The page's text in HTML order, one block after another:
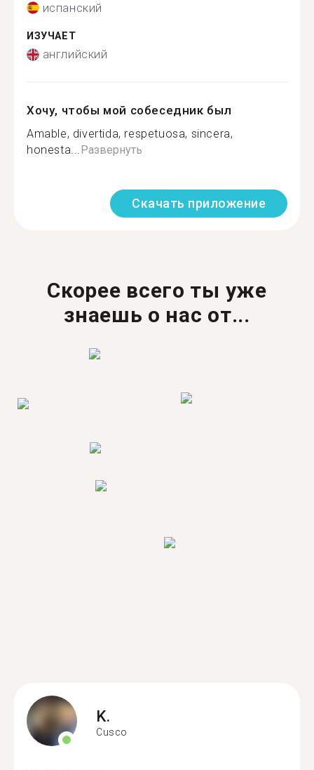
испанский
ИЗУЧАЕТ
английский
Хочу, чтобы мой собеседник был
Amable, divertida, respetuosa, sincera,
honesta...Развернуть
Скачать приложение
Скорее всего ты уже
знаешь о нас от...
K.
Cusco